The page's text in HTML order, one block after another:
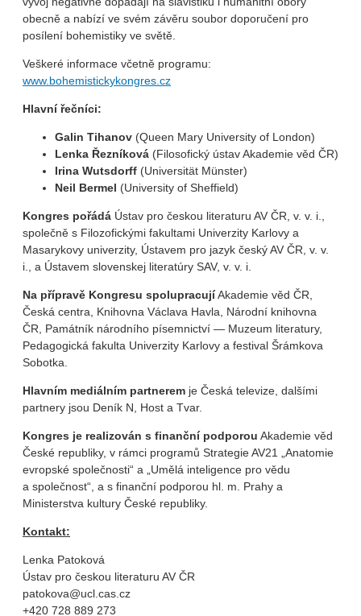
obecně a nabízí ve svém závěru soubor doporučení pro
posílení bohemistiky ve světě.
Veškeré informace včetně programu:
www.bohemistickykongres.cz
Hlavní řečníci:
Galin Tihanov (Queen Mary University of London)
Lenka Řezníková (Filosofický ústav Akademie věd ČR)
Irina Wutsdorff (Universität Münster)
Neil Bermel (University of Sheffield)
Kongres pořádá Ústav pro českou literaturu AV ČR, v. v. i.,
společně s Filozofickými fakultami Univerzity Karlovy a
Masarykovy univerzity, Ústavem pro jazyk český AV ČR, v. v.
i., a Ústavem slovenskej literatúry SAV, v. v. i.
Na přípravě Kongresu spolupracujíAkademie věd ČR,
Česká centra, Knihovna Václava Havla, Národní knihovna
ČR, Památník národního písemnictví — Muzeum literatury,
Pedagogická fakulta Univerzity Karlovy a festival Šrámkova
Sobotka.
Hlavním mediálním partnerem je Česká televize, dalšími
partnery jsou Deník N, Host a Tvar.
Kongres je realizován s finanční podporou Akademie věd
České republiky, v rámci programů Strategie AV21 „Anatomie
evropské společnosti“ a „Umělá inteligence pro vědu
a společnost“, a s finanční podporou hl. m. Prahy a
Ministerstva kultury České republiky.
Kontakt:
Lenka Patoková
Ústav pro českou literaturu AV ČR
patokova@ucl.cas.cz
+420 728 889 273